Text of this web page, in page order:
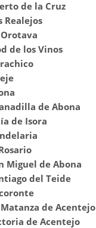
de la Cruz
Realejos
Orotava
de los Vinos
de Abona
de Isora
Miguel de Abona
del Teide
Matanza de Acentejo
de Acentejo